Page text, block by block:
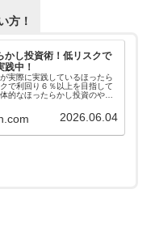
方！
かし投資術！低リスクで
中！
実際に実践しているほったら
で利回り６％以上を目指して
的なほったらかし投資のやり
2026.06.04